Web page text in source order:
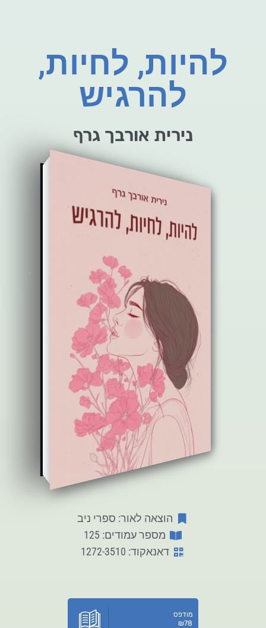
להיות, לחיות,
להרגיש
נירית אורבך גרף
הוצאה לאור: ספרי ניב
מספר עמודים: 125
דאנאקוד: 1272-3510
מודפס
₪78